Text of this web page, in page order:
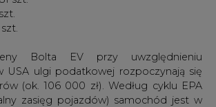
Bolta EV przy uwzględnieniu
USA ulgi podatkowej rozpoczynają się
(ok. 106 000 zł). Według cyklu EPA
zasięg pojazdów) samochód jest w